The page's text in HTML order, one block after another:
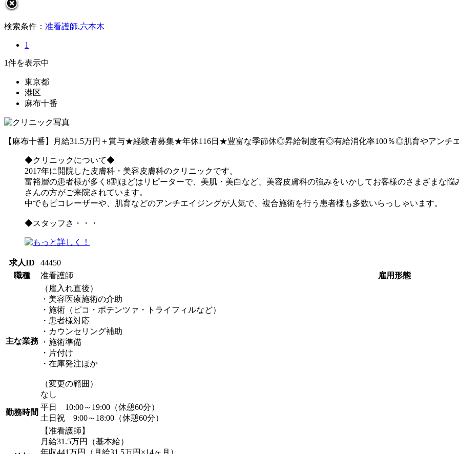
検索条件： 准看護師,六本木
1
1件を表示中
東京都
港区
麻布十番
【麻布十番】月給31.5万円＋賞与★経験者募集★年休116日★豊富な季節休◎昇給制度有◎有給消化率100％◎肌育やアンチ
◆クリニックについて◆
2017年に開院した皮膚科・美容皮膚科のクリニックです。
富裕層の患者様が多く8割ほどはリピーターで、美肌・美白など、美容皮膚科の強みをいかしてお客様のさまざまな悩
さんの方がご来院されています。
中でもピコレーザーや、肌育などのアンチエイジングが人気で、複合施術を行う患者様も多数いらっしゃいます。
◆スタッフさ・・・
求人ID
44450
職種
准看護師 雇用形態
主な業務
（雇入れ直後）
・美容医療施術の介助
・施術（ピコ・ポテンツァ・トライフィルなど）
・患者様対応
・カウンセリング補助
・施術準備
・片付け
・在庫発注ほか
（変更の範囲）
なし
勤務時間
平日 10:00～19:00（休憩60分）
土日祝 9:00～18:00（休憩60分）
【准看護師】
月給31.5万円（基本給）
年収441万円（月給31.5万円×14ヶ月）